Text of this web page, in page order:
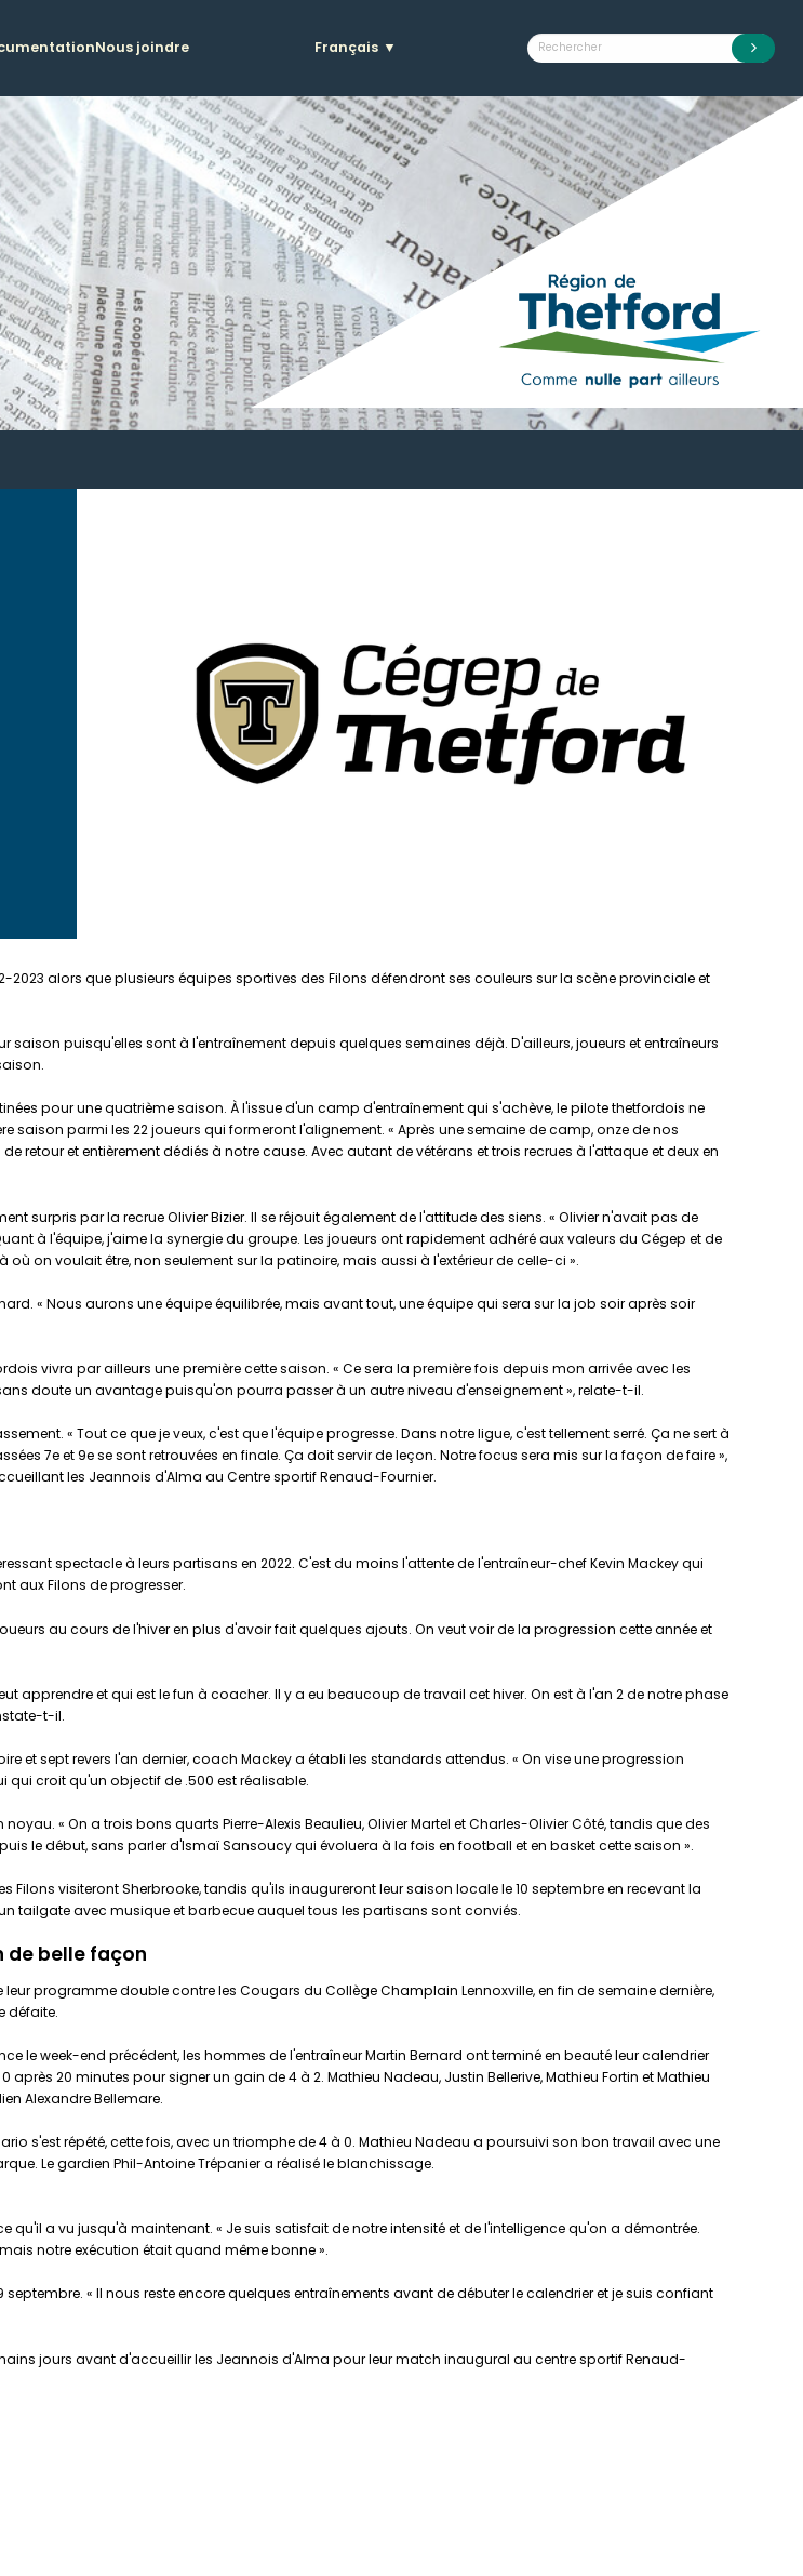
Nous joindre Français ▼
2023 alors que plusieurs équipes sportives des Filons défendront ses couleurs sur la scène provinciale et
saison puisqu'elles sont à l'entraînement depuis quelques semaines déjà. D'ailleurs, joueurs et entraîneurs
pour une quatrième saison. À l'issue d'un camp d'entraînement qui s'achève, le pilote thetfordois ne
parmi les 22 joueurs qui formeront l'alignement. « Après une semaine de camp, onze de nos
et entièrement dédiés à notre cause. Avec autant de vétérans et trois recrues à l'attaque et deux en
surpris par la recrue Olivier Bizier. Il se réjouit également de l'attitude des siens. « Olivier n'avait pas de
à l'équipe, j'aime la synergie du groupe. Les joueurs ont rapidement adhéré aux valeurs du Cégep et de
on voulait être, non seulement sur la patinoire, mais aussi à l'extérieur de celle-ci ».
« Nous aurons une équipe équilibrée, mais avant tout, une équipe qui sera sur la job soir après soir
vivra par ailleurs une première cette saison. « Ce sera la première fois depuis mon arrivée avec les
doute un avantage puisqu'on pourra passer à un autre niveau d'enseignement », relate-t-il.
« Tout ce que je veux, c'est que l'équipe progresse. Dans notre ligue, c'est tellement serré. Ça ne sert à
7e et 9e se sont retrouvées en finale. Ça doit servir de leçon. Notre focus sera mis sur la façon de faire »,
les Jeannois d'Alma au Centre sportif Renaud-Fournier.
spectacle à leurs partisans en 2022. C'est du moins l'attente de l'entraîneur-chef Kevin Mackey qui
aux Filons de progresser.
au cours de l'hiver en plus d'avoir fait quelques ajouts. On veut voir de la progression cette année et
apprendre et qui est le fun à coacher. Il y a eu beaucoup de travail cet hiver. On est à l'an 2 de notre phase
t-il.
et sept revers l'an dernier, coach Mackey a établi les standards attendus. « On vise une progression
qui croit qu'un objectif de .500 est réalisable.
« On a trois bons quarts Pierre-Alexis Beaulieu, Olivier Martel et Charles-Olivier Côté, tandis que des
le début, sans parler d'Ismaï Sansoucy qui évoluera à la fois en football et en basket cette saison ».
visiteront Sherbrooke, tandis qu'ils inaugureront leur saison locale le 10 septembre en recevant la
tailgate avec musique et barbecue auquel tous les partisans sont conviés.
de belle façon
programme double contre les Cougars du Collège Champlain Lennoxville, en fin de semaine dernière,
défaite.
le week-end précédent, les hommes de l'entraîneur Martin Bernard ont terminé en beauté leur calendrier
20 minutes pour signer un gain de 4 à 2. Mathieu Nadeau, Justin Bellerive, Mathieu Fortin et Mathieu
Alexandre Bellemare.
s'est répété, cette fois, avec un triomphe de 4 à 0. Mathieu Nadeau a poursuivi son bon travail avec une
Le gardien Phil-Antoine Trépanier a réalisé le blanchissage.
a vu jusqu'à maintenant. « Je suis satisfait de notre intensité et de l'intelligence qu'on a démontrée.
notre exécution était quand même bonne ».
« Il nous reste encore quelques entraînements avant de débuter le calendrier et je suis confiant
jours avant d'accueillir les Jeannois d'Alma pour leur match inaugural au centre sportif Renaud-